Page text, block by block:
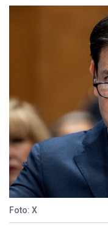
Foto: X